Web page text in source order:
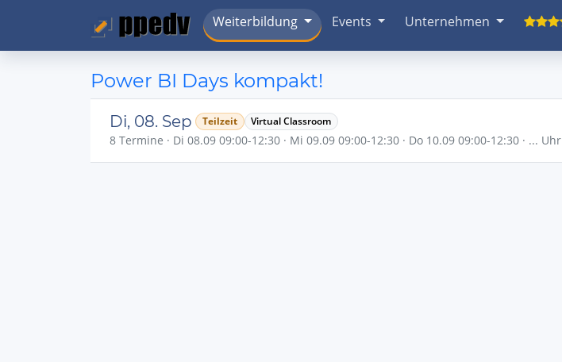
Weiterbildung Events Unternehmen
Power BI Days kompakt!
Di, 08. Sep Teilzeit Virtual Classroom
8 Termine · Di 08.09 09:00-12:30 · Mi 09.09 09:00-12:30 · Do 10.09 09:00-12:30 · ... Uhr